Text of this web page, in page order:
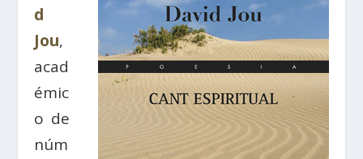
d
Jou,
acad
émic
o de
núm